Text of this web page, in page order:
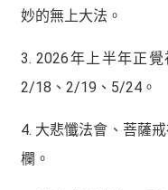
妙的無上大法。
3. 2026年上半年正
2/18、2/19、5/24。
4. 大悲懺法會、菩薩
欄。